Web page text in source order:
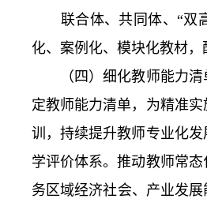
联合体、共同体、“双高
化、案例化、模块化教材
（四）细化教师能力清单
定教师能力清单，为精准
训，持续提升教师专业化
学评价体系。推动教师常
务区域经济社会、产业发